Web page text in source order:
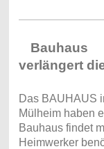
Bauhaus
verlängert
Das BAUHAUS
Mülheim haben
Bauhaus findet
Heimwerker